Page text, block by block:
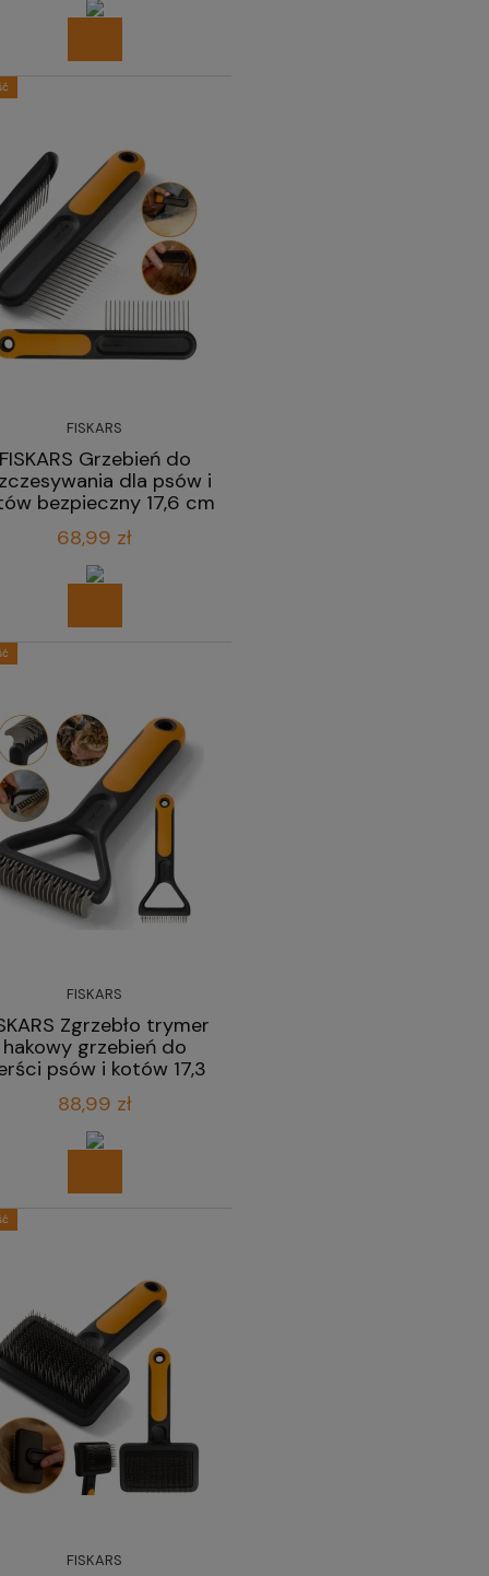
FISKARS
Grzebień do
dla psów i
bezpieczny 17,6 cm
68,99 zł
FISKARS
Zgrzebło trymer
hakowy grzebień do
psów i kotów 17,3
88,99 zł
FISKARS